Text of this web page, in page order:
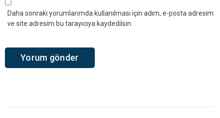
Daha sonraki yorumlarımda kullanılması için adım, e-posta adresim
ve site adresim bu tarayıcıya kaydedilsin.